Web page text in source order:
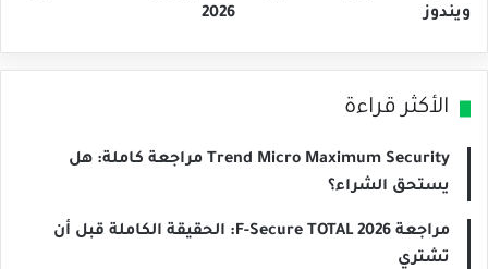
ويندوز
2026
الأكثر قراءة
Trend Micro Maximum Security مراجعة كاملة: هل
يستحق الشراء؟
مراجعة F-Secure TOTAL 2026: الحقيقة الكاملة قبل أن
تشتري